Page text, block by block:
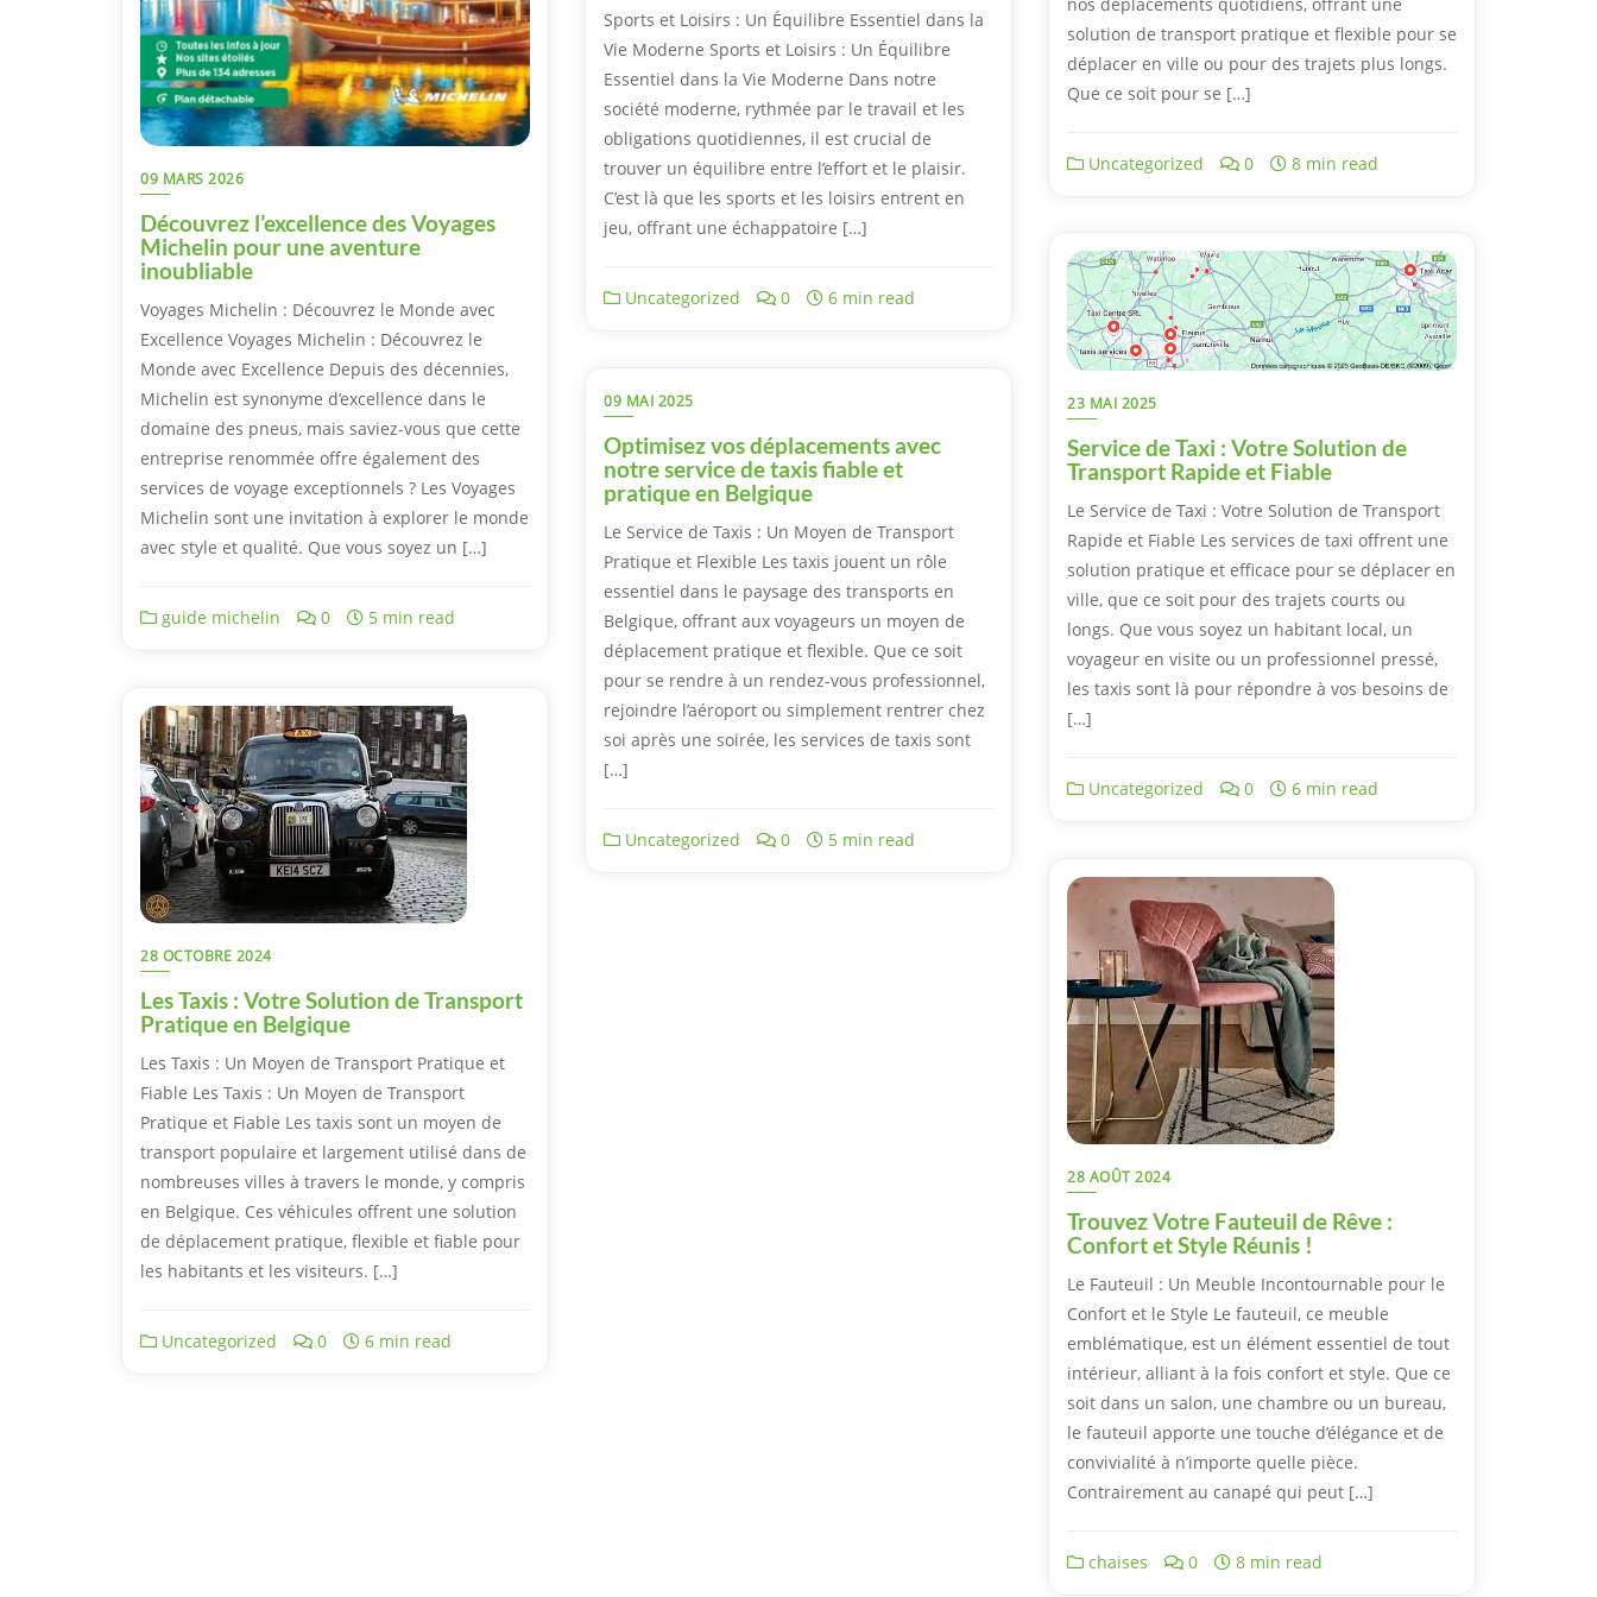
09 MARS 2026
Découvrez l’excellence des Voyages
Michelin pour une aventure
inoubliable
Voyages Michelin : Découvrez le Monde avec
Excellence Voyages Michelin : Découvrez le
Monde avec Excellence Depuis des décennies,
Michelin est synonyme d’excellence dans le
domaine des pneus, mais saviez-vous que cette
entreprise renommée offre également des
services de voyage exceptionnels ? Les Voyages
Michelin sont une invitation à explorer le monde
avec style et qualité. Que vous soyez un […]
guide michelin 0 5 min read
Sports et Loisirs : Un Équilibre Essentiel dans la
Vie Moderne Sports et Loisirs : Un Équilibre
Essentiel dans la Vie Moderne Dans notre
société moderne, rythmée par le travail et les
obligations quotidiennes, il est crucial de
trouver un équilibre entre l’effort et le plaisir.
C’est là que les sports et les loisirs entrent en
jeu, offrant une échappatoire […]
Uncategorized 0 6 min read
solution de transport pratique et flexible pour se
déplacer en ville ou pour des trajets plus longs.
Que ce soit pour se […]
Uncategorized 0 8 min read
23 MAI 2025
Service de Taxi : Votre Solution de
Transport Rapide et Fiable
Le Service de Taxi : Votre Solution de Transport
Rapide et Fiable Les services de taxi offrent une
solution pratique et efficace pour se déplacer en
ville, que ce soit pour des trajets courts ou
longs. Que vous soyez un habitant local, un
voyageur en visite ou un professionnel pressé,
les taxis sont là pour répondre à vos besoins de
[…]
Uncategorized 0 6 min read
09 MAI 2025
Optimisez vos déplacements avec
notre service de taxis fiable et
pratique en Belgique
Le Service de Taxis : Un Moyen de Transport
Pratique et Flexible Les taxis jouent un rôle
essentiel dans le paysage des transports en
Belgique, offrant aux voyageurs un moyen de
déplacement pratique et flexible. Que ce soit
pour se rendre à un rendez-vous professionnel,
rejoindre l’aéroport ou simplement rentrer chez
soi après une soirée, les services de taxis sont
[…]
Uncategorized 0 5 min read
28 OCTOBRE 2024
Les Taxis : Votre Solution de Transport
Pratique en Belgique
Les Taxis : Un Moyen de Transport Pratique et
Fiable Les Taxis : Un Moyen de Transport
Pratique et Fiable Les taxis sont un moyen de
transport populaire et largement utilisé dans de
nombreuses villes à travers le monde, y compris
en Belgique. Ces véhicules offrent une solution
de déplacement pratique, flexible et fiable pour
les habitants et les visiteurs. […]
Uncategorized 0 6 min read
28 AOÛT 2024
Trouvez Votre Fauteuil de Rêve :
Confort et Style Réunis !
Le Fauteuil : Un Meuble Incontournable pour le
Confort et le Style Le fauteuil, ce meuble
emblématique, est un élément essentiel de tout
intérieur, alliant à la fois confort et style. Que ce
soit dans un salon, une chambre ou un bureau,
le fauteuil apporte une touche d’élégance et de
convivialité à n’importe quelle pièce.
Contrairement au canapé qui peut […]
chaises 0 8 min read